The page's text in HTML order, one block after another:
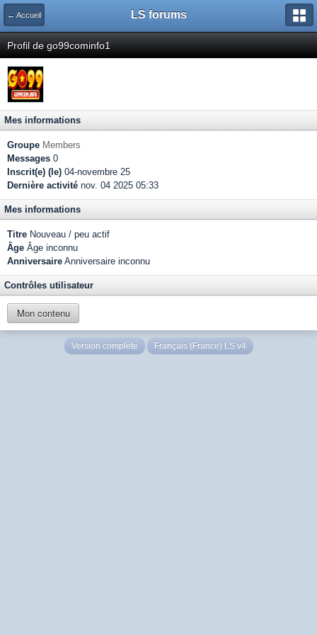
← Accueil LS forums
Profil de go99cominfo1
Mes informations
Groupe Members
Messages 0
Inscrit(e) (le) 04-novembre 25
Dernière activité nov. 04 2025 05:33
Mes informations
Titre Nouveau / peu actif
Âge Âge inconnu
Anniversaire Anniversaire inconnu
Contrôles utilisateur
Mon contenu
Version complète Français (France) LS v4